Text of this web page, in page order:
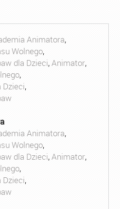
Animatora,
Wolnego,
dla Dzieci,Animator,
,
Dzieci,
Animatora,
Wolnego,
dla Dzieci,Animator,
,
Dzieci,